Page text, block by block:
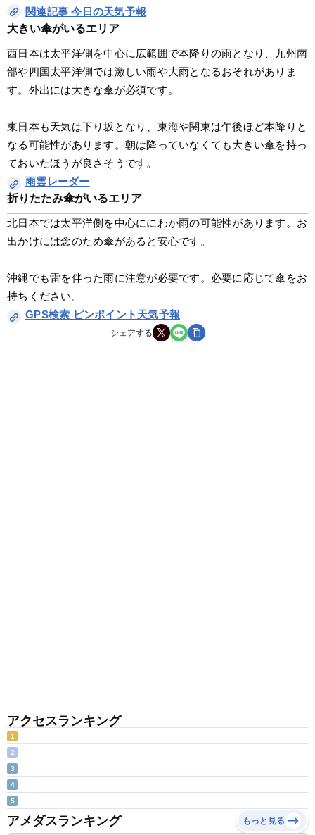
関連記事 今日の天気予報
大きい傘がいるエリア
西日本は太平洋側を中心に広範囲で本降りの雨となり、九州南
部や四国太平洋側では激しい雨や大雨となるおそれがありま
す。外出には大きな傘が必須です。
東日本も天気は下り坂となり、東海や関東は午後ほど本降りと
なる可能性があります。朝は降っていなくても大きい傘を持っ
ておいたほうが良さそうです。
雨雲レーダー
折りたたみ傘がいるエリア
北日本では太平洋側を中心ににわか雨の可能性があります。お
出かけには念のため傘があると安心です。
沖縄でも雷を伴った雨に注意が必要です。必要に応じて傘をお
持ちください。
GPS検索 ピンポイント天気予報
シェアする
アクセスランキング
1
2
3
4
5
アメダスランキング もっと見る